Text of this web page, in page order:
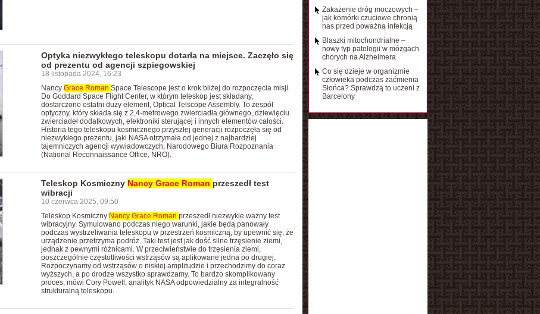
Optyka niezwykłego teleskopu dotarła na miejsce. Zaczęło się
od prezentu od agencji szpiegowskiej
18 listopada 2024, 16:23
Nancy Grace Roman Space Telescope jest o krok bliżej do rozpoczęcia misji.
Do Goddard Space Flight Center, w którym teleskop jest składany,
dostarczono ostatni duży element, Optical Telscope Assembly. To zespół
optyczny, który składa się z 2,4-metrowego zwierciadła głównego, dziewięciu
zwierciadeł dodatkowych, elektroniki sterującej i innych elementów całości.
Historia tego teleskopu kosmicznego przyszłej generacji rozpoczęła się od
niezwykłego prezentu, jaki NASA otrzymała od jednej z najbardziej
tajemniczych agencji wywiadowczych, Narodowego Biura Rozpoznania
(National Reconnaissance Office, NRO).
Teleskop Kosmiczny Nancy Grace Roman przeszedł test
wibracji
10 czerwca 2025, 09:50
Teleskop Kosmiczny Nancy Grace Roman przeszedł niezwykle ważny test
wibracyjny. Symulowano podczas niego warunki, jakie będą panowały
podczas wystrzeliwania teleskopu w przestrzeń kosmiczną, by upewnić się, że
urządzenie przetrzyma podróż. Taki test jest jak dość silne trzęsienie ziemi,
jednak z pewnymi różnicami. W przeciwieństwie do trzęsienia ziemi,
poszczególnie częstotliwości wstrząsów są aplikowane jedna po drugiej.
Rozpoczynamy od wstrząsów o niskiej amplitudzie i przechodzimy do coraz
wyższych, a po drodze wszystko sprawdzamy. To bardzo skomplikowany
proces, mówi Cory Powell, analityk NASA odpowiedzialny za integralność
strukturalną teleskopu.
Zakażenie dróg moczowych –
jak komórki czuciowe chronią
nas przed poważną infekcją
Blaszki mitochondrialne –
nowy typ patologii w mózgach
chorych na Alzheimera
Co się dzieje w organizmie
człowieka podczas zaćmienia
Słońca? Sprawdzą to uczeni z
Barcelony